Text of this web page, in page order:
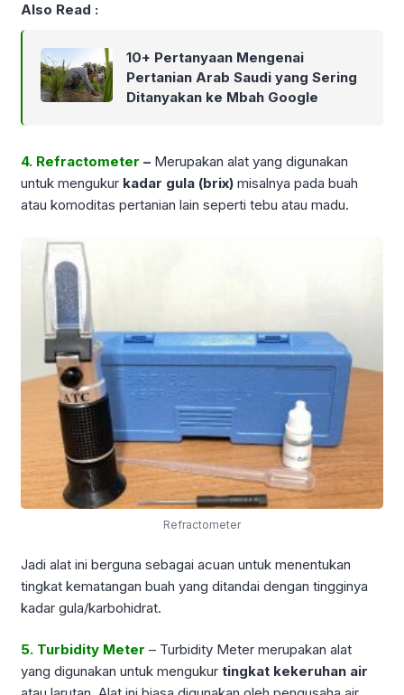
Also Read :
10+ Pertanyaan Mengenai
Pertanian Arab Saudi yang Sering
Ditanyakan ke Mbah Google
4. Refractometer – Merupakan alat yang digunakan
untuk mengukur kadar gula (brix) misalnya pada buah
atau komoditas pertanian lain seperti tebu atau madu.
Refractometer
Jadi alat ini berguna sebagai acuan untuk menentukan
tingkat kematangan buah yang ditandai dengan tingginya
kadar gula/karbohidrat.
5. Turbidity Meter – Turbidity Meter merupakan alat
yang digunakan untuk mengukur tingkat kekeruhan air